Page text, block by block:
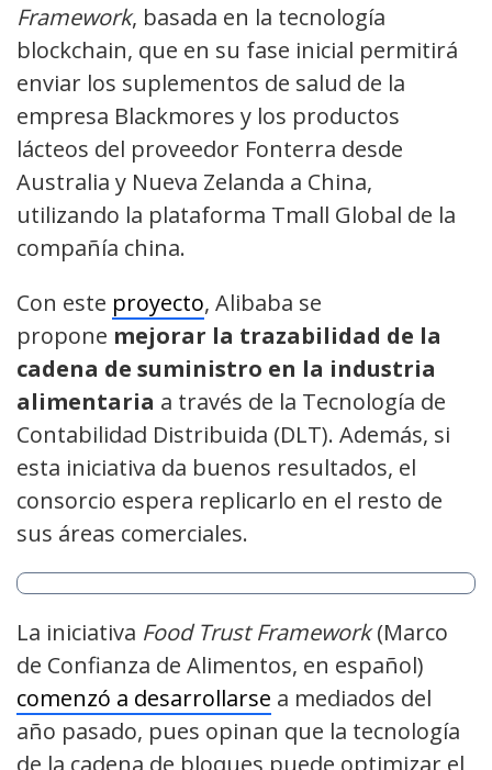
Framework, basada en la tecnología
blockchain, que en su fase inicial permitirá
enviar los suplementos de salud de la
empresa Blackmores y los productos
lácteos del proveedor Fonterra desde
Australia y Nueva Zelanda a China,
utilizando la plataforma Tmall Global de la
compañía china.
Con este proyecto, Alibaba se
propone mejorar la trazabilidad de la
cadena de suministro en la industria
alimentaria a través de la Tecnología de
Contabilidad Distribuida (DLT). Además, si
esta iniciativa da buenos resultados, el
consorcio espera replicarlo en el resto de
sus áreas comerciales.
La iniciativa Food Trust Framework(Marco
de Confianza de Alimentos, en español)
comenzó a desarrollarse a mediados del
año pasado, pues opinan que la tecnología
de la cadena de bloques puede optimizar el